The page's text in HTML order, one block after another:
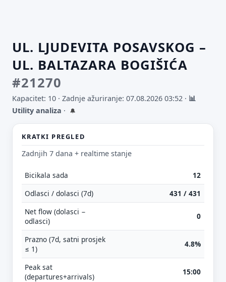
UL. LJUDEVITA POSAVSKOG –
UL. BALTAZARA BOGIŠIĆA
#21270
Kapacitet: 10 · Zadnje ažuriranje: 07.08.2026 03:52 · 📊
Utility analiza · 🔔
KRATKI PREGLED
Zadnjih 7 dana + realtime stanje
Bicikala sada
12
Odlasci / dolasci (7d)
431 / 431
Net flow (dolasci −
odlasci)
0
Prazno (7d, satni prosjek
≤ 1)
4.8%
Peak sat
(departures+arrivals)
15:00